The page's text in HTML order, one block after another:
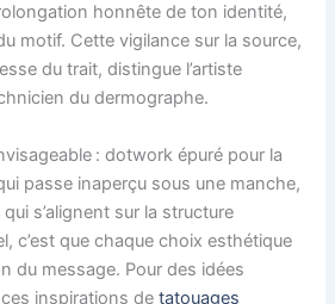
honnête de ton identité,
motif. Cette vigilance sur la source,
du trait, distingue l’artiste
du dermographe.
: dotwork épuré pour la
passe inaperçu sous une manche,
s’alignent sur la structure
c’est que chaque choix esthétique
du message. Pour des idées
inspirations detatouages